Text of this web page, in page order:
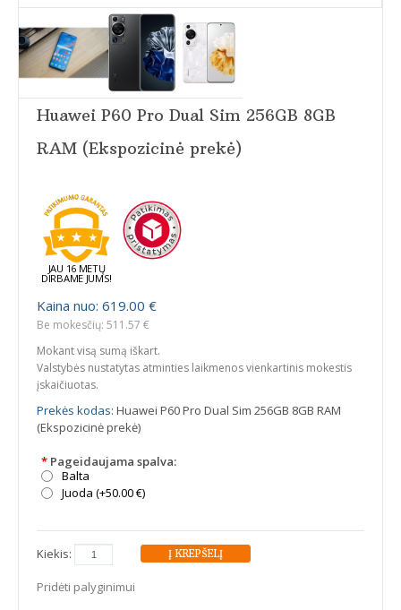
Huawei P60 Pro Dual Sim 256GB 8GB
RAM (Ekspozicinė prekė)
JAU 16 METŲ
DIRBAME JUMS!
Kaina nuo: 619.00 €
Be mokesčių: 511.57 €
Mokant visą sumą iškart.
Valstybės nustatytas atminties laikmenos vienkartinis mokestis
įskaičiuotas.
Prekės kodas: Huawei P60 Pro Dual Sim 256GB 8GB RAM
(Ekspozicinė prekė)
* Pageidaujama spalva:
Balta
Juoda (+50.00 €)
Kiekis:
Pridėti palyginimui